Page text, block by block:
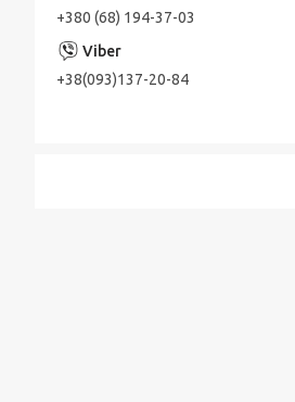
+380 (68) 194-37-03
+38(093)137-20-84